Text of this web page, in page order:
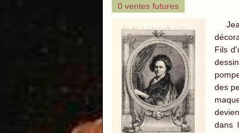
0 ventes futures
Fils
des
dans